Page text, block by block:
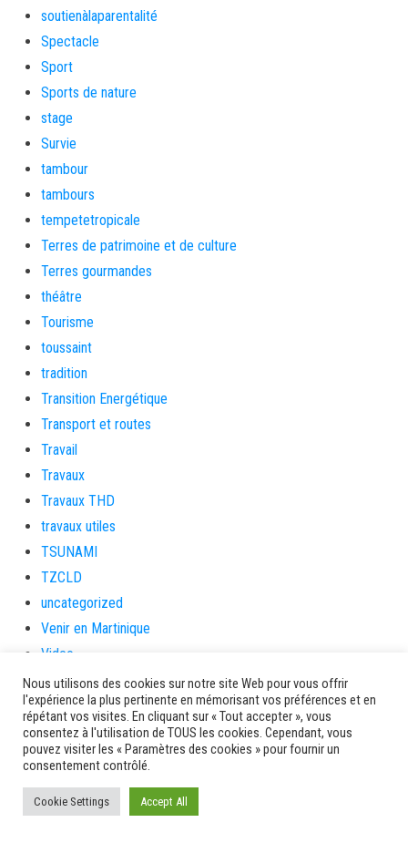
soutienàlaparentalité
Spectacle
Sport
Sports de nature
stage
Survie
tambour
tambours
tempetetropicale
Terres de patrimoine et de culture
Terres gourmandes
théâtre
Tourisme
toussaint
tradition
Transition Energétique
Transport et routes
Travail
Travaux
Travaux THD
travaux utiles
TSUNAMI
TZCLD
uncategorized
Venir en Martinique
Video
vidététladjéko
Vie Municipale
Viechere
vigilanceROUGE
Village artisanal et commercial
Nous utilisons des cookies sur notre site Web pour vous offrir
l'expérience la plus pertinente en mémorisant vos préférences et en
répétant vos visites. En cliquant sur « Tout accepter », vous
consentez à l'utilisation de TOUS les cookies. Cependant, vous
pouvez visiter les « Paramètres des cookies » pour fournir un
consentement contrôlé.
Cookie Settings Accept All